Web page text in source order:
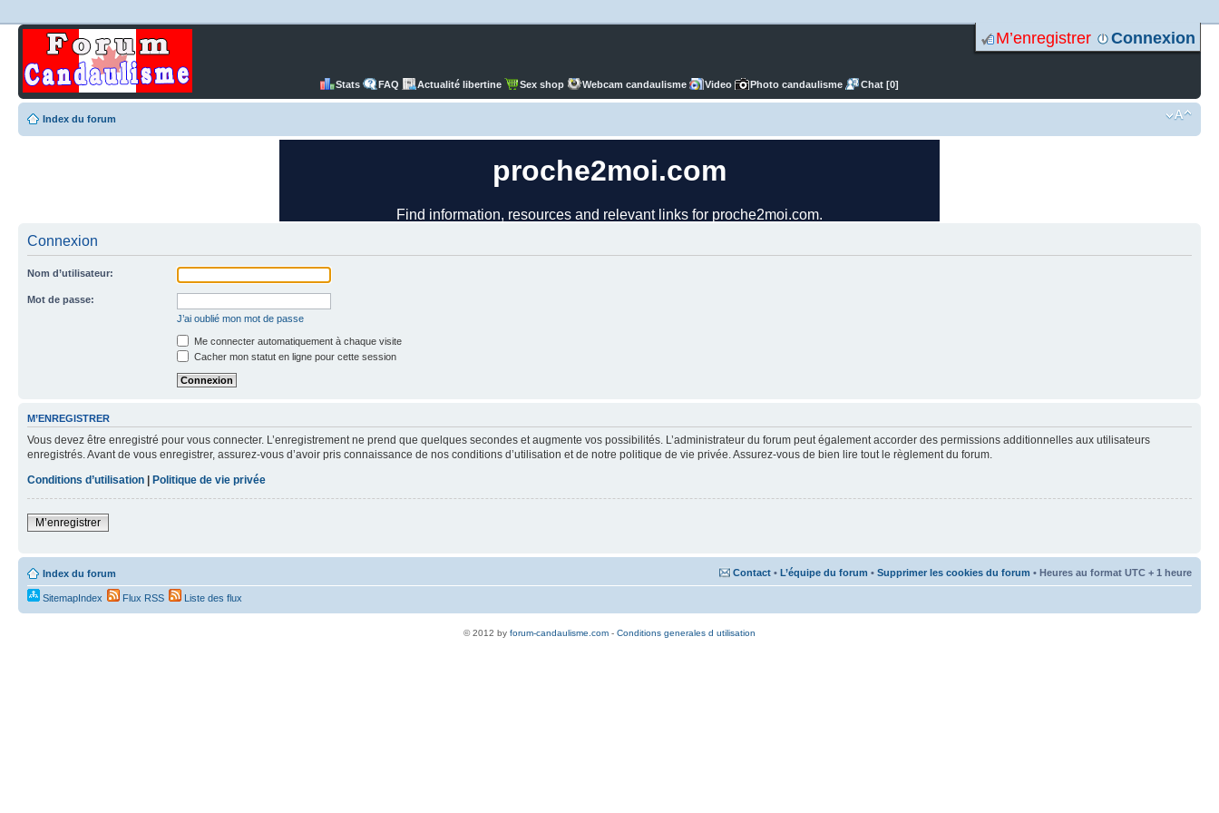
M’enregistrer Connexion
Stats FAQ Actualité libertine Sex shop Webcam candaulisme Video Photo candaulisme Chat [0]
Index du forum
Connexion
Nom d’utilisateur:
Mot de passe:
J’ai oublié mon mot de passe
Me connecter automatiquement à chaque visite
Cacher mon statut en ligne pour cette session
M’ENREGISTRER
Vous devez être enregistré pour vous connecter. L’enregistrement ne prend que quelques secondes et augmente vos possibilités. L’administrateur du forum peut également accorder des permissions additionnelles aux utilisateurs
enregistrés. Avant de vous enregistrer, assurez-vous d’avoir pris connaissance de nos conditions d’utilisation et de notre politique de vie privée. Assurez-vous de bien lire tout le règlement du forum.
Conditions d’utilisation | Politique de vie privée
M’enregistrer
Index du forum Contact • L’équipe du forum • Supprimer les cookies du forum • Heures au format UTC + 1 heure
SitemapIndex Flux RSS Liste des flux
© 2012 by forum-candaulisme.com - Conditions generales d utilisation